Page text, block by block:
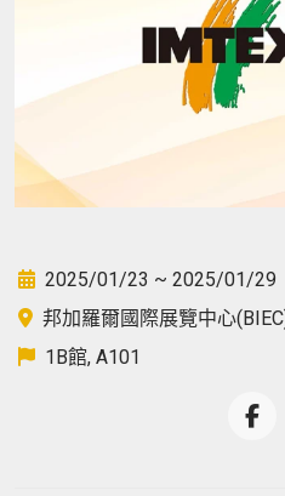
2025/01/23 ~ 2025/01/29
邦加羅爾國際展覽中心
1B館, A101